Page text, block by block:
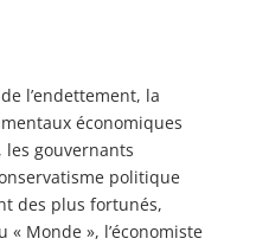
l’endettement, la
économiques
les gouvernants
politique
des plus fortunés,
Monde », l’économiste